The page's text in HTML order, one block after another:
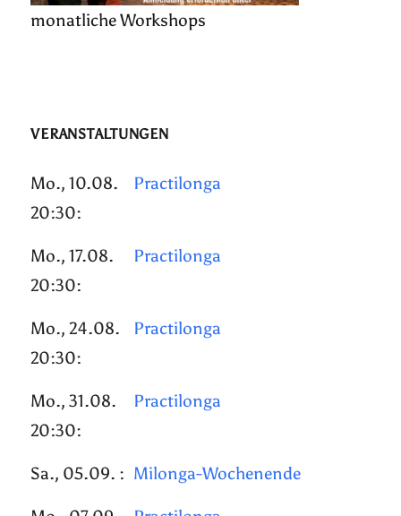
monatliche Workshops
VERANSTALTUNGEN
Mo., 10.08.
20:30:
Practilonga
Mo., 17.08.
20:30:
Practilonga
Mo., 24.08.
20:30:
Practilonga
Mo., 31.08.
20:30:
Practilonga
Sa., 05.09. : Milonga-Wochenende